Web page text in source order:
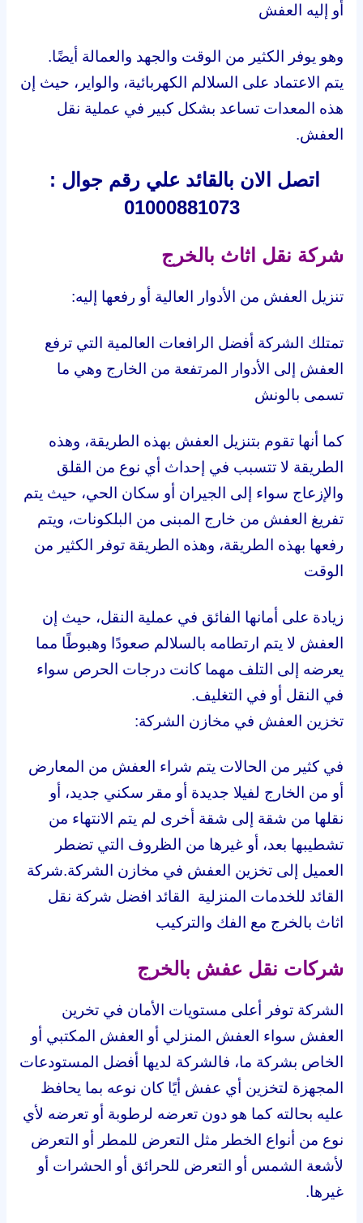
أو إليه العفش
وهو يوفر الكثير من الوقت والجهد والعمالة أيضًا.
يتم الاعتماد على السلالم الكهربائية، والواير، حيث إن
هذه المعدات تساعد بشكل كبير في عملية نقل
العفش.
اتصل الان بالقائد عليرقم جوال :
01000881073
شركة نقل اثاث بالخرج
تنزيل العفش من الأدوار العالية أو رفعها إليه:
تمتلك الشركة أفضل الرافعات العالمية التي ترفع
العفش إلى الأدوار المرتفعة من الخارج وهي ما
تسمى بالونش
كما أنها تقوم بتنزيل العفش بهذه الطريقة، وهذه
الطريقة لا تتسبب في إحداث أي نوع من القلق
والإزعاج سواء إلى الجيران أو سكان الحي، حيث يتم
تفريغ العفش من خارج المبنى من البلكونات، ويتم
رفعها بهذه الطريقة، وهذه الطريقة توفر الكثير من
الوقت
زيادة على أمانها الفائق في عملية النقل، حيث إن
العفش لا يتم ارتطامه بالسلالم صعودًا وهبوطًا مما
يعرضه إلى التلف مهما كانت درجات الحرص سواء
في النقل أو في التغليف.
تخزين العفش في مخازن الشركة:
في كثير من الحالات يتم شراء العفش من المعارض
أو من الخارج لفيلا جديدة أو مقر سكني جديد، أو
نقلها من شقة إلى شقة أخرى لم يتم الانتهاء من
تشطيبها بعد، أو غيرها من الظروف التي تضطر
العميل إلى تخزين العفش في مخازن الشركة.شركة
القائد للخدمات المنزلية القائد افضل شركة نقل
اثاث بالخرج مع الفك والتركيب
شركات نقل عفش بالخرج
الشركة توفر أعلى مستويات الأمان في تخرين
العفش سواء العفش المنزلي أو العفش المكتبي أو
الخاص بشركة ما، فالشركة لديها أفضل المستودعات
المجهزة لتخزين أي عفش أيًا كان نوعه بما يحافظ
عليه بحالته كما هو دون تعرضه لرطوبة أو تعرضه لأي
نوع من أنواع الخطر مثل التعرض للمطر أو التعرض
لأشعة الشمس أو التعرض للحرائق أو الحشرات أو
غيرها.